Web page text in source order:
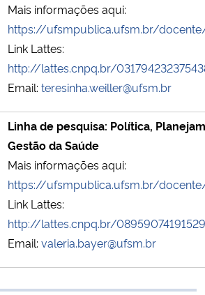
Mais informações aqui:
https://ufsmpublica.ufsm.br/
Link Lattes:
http://lattes.cnpq.br/
Email: teresinha.weiller@ufsm.br
Linha de pesquisa: Política,
Gestão da Saúde
Mais informações aqui:
https://ufsmpublica.ufsm.br/
Link Lattes:
http://lattes.cnpq.br/
Email: valeria.bayer@ufsm.br